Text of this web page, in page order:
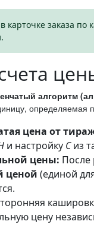
в карточке заказа
алгоритм
определяемая
цена от
и настройку Сиз
цены: После
ценой (единой
цену